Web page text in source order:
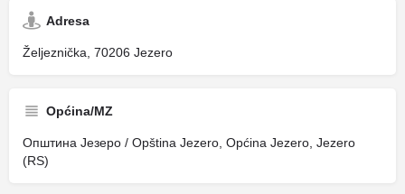
Adresa
Željeznička, 70206 Jezero
Općina/MZ
Општина Језеро / Opština Jezero, Općina Jezero, Jezero
(RS)